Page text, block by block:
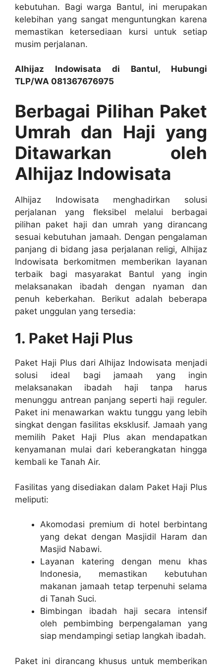
kebutuhan. Bagi warga Bantul, ini merupakan
kelebihan yang sangat menguntungkan karena
memastikan ketersediaan kursi untuk setiap
musim perjalanan.
Alhijaz Indowisata di Bantul, Hubungi
TLP/WA 081367676975
Berbagai Pilihan Paket
Umrah dan Haji yang
Ditawarkan oleh
Alhijaz Indowisata
Alhijaz Indowisata menghadirkan solusi
perjalanan yang fleksibel melalui berbagai
pilihan paket haji dan umrah yang dirancang
sesuai kebutuhan jamaah. Dengan pengalaman
panjang di bidang jasa perjalanan religi, Alhijaz
Indowisata berkomitmen memberikan layanan
terbaik bagi masyarakat Bantul yang ingin
melaksanakan ibadah dengan nyaman dan
penuh keberkahan. Berikut adalah beberapa
paket unggulan yang tersedia:
1. Paket Haji Plus
Paket Haji Plus dari Alhijaz Indowisata menjadi
solusi ideal bagi jamaah yang ingin
melaksanakan ibadah haji tanpa harus
menunggu antrean panjang seperti haji reguler.
Paket ini menawarkan waktu tunggu yang lebih
singkat dengan fasilitas eksklusif. Jamaah yang
memilih Paket Haji Plus akan mendapatkan
kenyamanan mulai dari keberangkatan hingga
kembali ke Tanah Air.
Fasilitas yang disediakan dalam Paket Haji Plus
meliputi:
Akomodasi premium di hotel berbintang
yang dekat dengan Masjidil Haram dan
Masjid Nabawi.
Layanan katering dengan menu khas
Indonesia, memastikan kebutuhan
makanan jamaah tetap terpenuhi selama
di Tanah Suci.
Bimbingan ibadah haji secara intensif
oleh pembimbing berpengalaman yang
siap mendampingi setiap langkah ibadah.
Paket ini dirancang khusus untuk memberikan